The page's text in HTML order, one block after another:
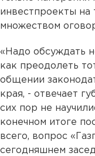
инвестпроекты на
множеством
«Надо обсуждать
как преодолеть
общении
края, - отвечает
сих пор не
конечном итоге
всего, вопрос
сегодняшнем